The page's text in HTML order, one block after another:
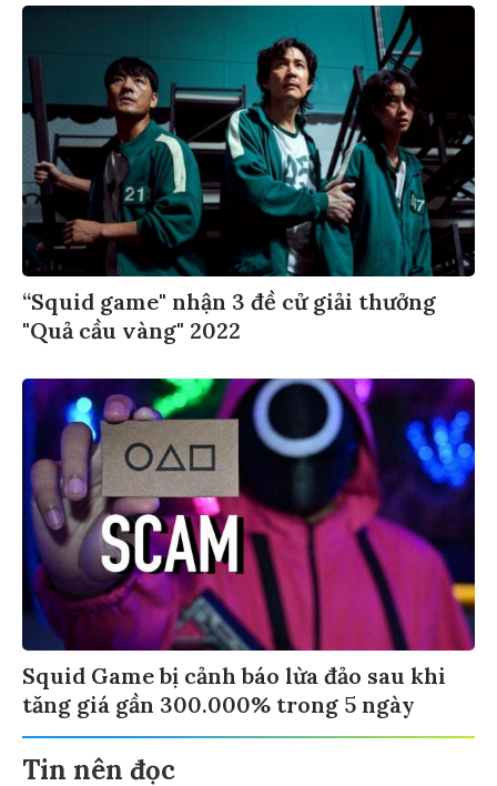
“Squid game" nhận 3 đề cử giải thưởng
"Quả cầu vàng" 2022
Squid Game bị cảnh báo lừa đảo sau khi
tăng giá gần 300.000% trong 5 ngày
Tin nên đọc